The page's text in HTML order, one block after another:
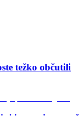
težko občutili